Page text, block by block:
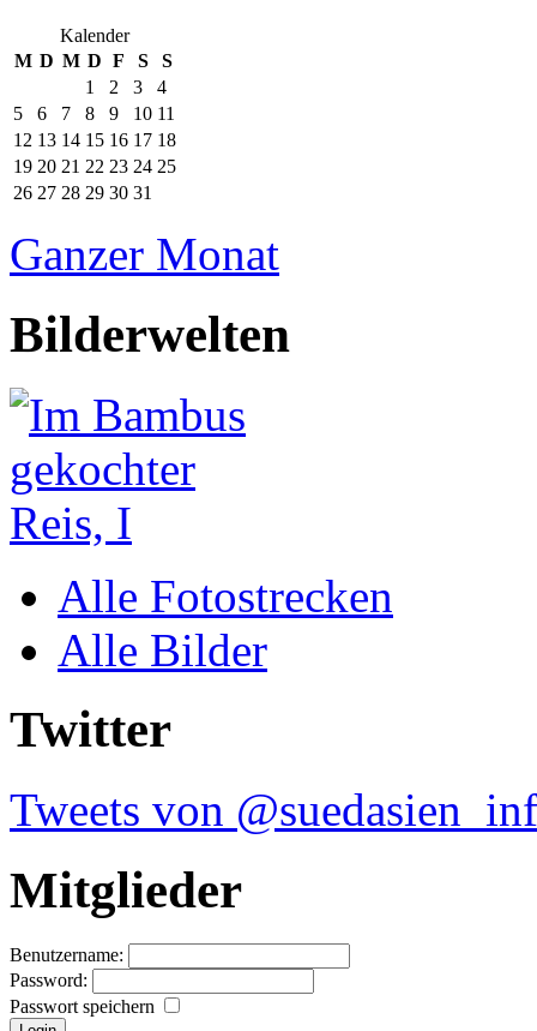
Kalender
M D M D F S
S
1
2 3
4
5
6 7 8 9 10 11
12 13 14 15 16 17 18
19 20 21 22 23 24 25
26 27 28 29 30 31
Ganzer Monat
Bilderwelten
Alle Fotostrecken
Alle Bilder
Twitter
Tweets von
Mitglieder
Benutzername:
Password:
Passwort speichern